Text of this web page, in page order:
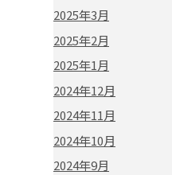
2025年3月
2025年2月
2025年1月
2024年12月
2024年11月
2024年10月
2024年9月